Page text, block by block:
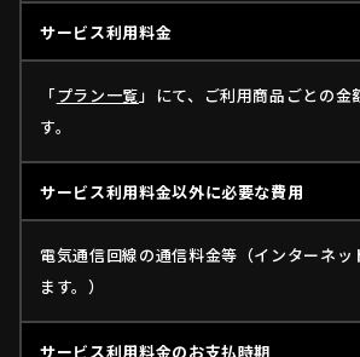
利用規約
サービス利用料金
「プラン一覧」にて、ご利用商品ごとの金
す。
サービス利用料金以外に必要な費用
電気通信回線の通信料金等（インターネッ
ます。）
サービス利用料金のお支払時期